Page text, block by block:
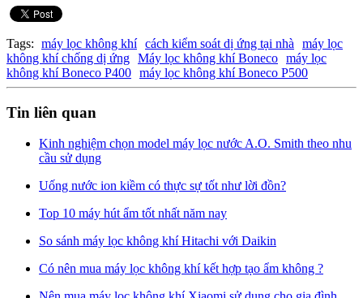
Tags: máy lọc không khí cách kiểm soát dị ứng tại nhà
máy lọc
không khí chống dị ứng Máy lọc không khí Boneco máy lọc
không khí Boneco P400 máy lọc không khí Boneco P500
Tin liên quan
Kinh nghiệm chọn model máy lọc nước A.O. Smith theo nhu
cầu sử dụng
Uống nước ion kiềm có thực sự tốt như lời đồn?
Top 10 máy hút ẩm tốt nhất năm nay
So sánh máy lọc không khí Hitachi với Daikin
Có nên mua máy lọc không khí kết hợp tạo ẩm không ?